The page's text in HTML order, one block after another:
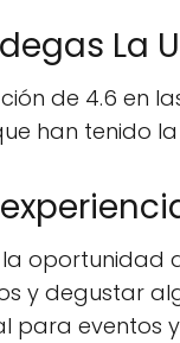
La
de 4.6 en
han tenido
y degustar
eventos